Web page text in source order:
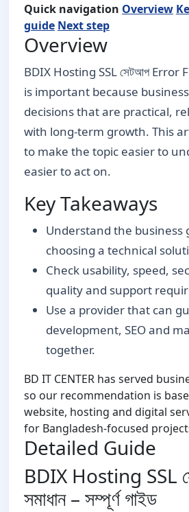
Quick navigation Overview
guide Next step
Overview
BDIX Hosting SSL সেটআপ Error
is important because
decisions that are practical,
with long-term growth. This
to make the topic easier to
easier to act on.
Key Takeaways
Understand the business
choosing a technical
Check usability, speed,
quality and support
Use a provider that can
development, SEO and
together.
BD IT CENTER has served
so our recommendation is
website, hosting and digital
for Bangladesh-focused
Detailed Guide
BDIX Hosting SSL
সমাধান – সম্পূর্ণ গাইড